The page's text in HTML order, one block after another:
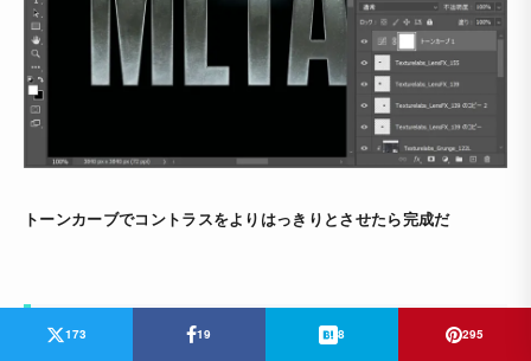
トーンカーブでコントラスをよりはっきりとさせたら完成だ
完成
173 19 8 295